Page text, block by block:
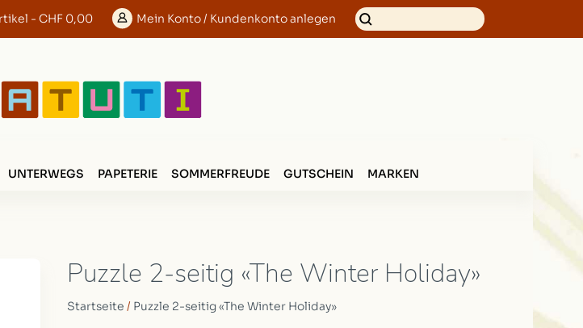
- CHF 0,00 Mein Konto/ Kundenkonto anlegen
UNTERWEGS PAPETERIE SOMMERFREUDE GUTSCHEIN MARKEN
Puzzle 2-seitig «The Winter Holiday»
Startseite / Puzzle 2-seitig «The Winter Holiday»